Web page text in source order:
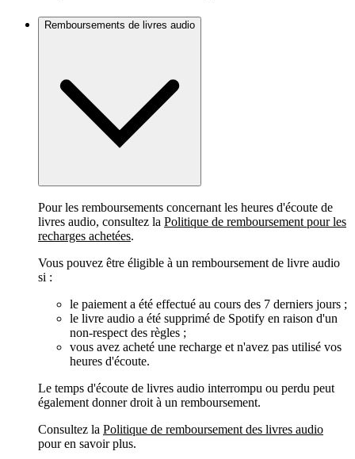
Remboursements de livres audio
Pour les remboursements concernant les heures d'écoute de
livres audio, consultez la Politique de remboursement pour les
recharges achetées.
Vous pouvez être éligible à un remboursement de livre audio
si :
le paiement a été effectué au cours des 7 derniers jours ;
le livre audio a été supprimé de Spotify en raison d'un
non-respect des règles ;
vous avez acheté une recharge et n'avez pas utilisé vos
heures d'écoute.
Le temps d'écoute de livres audio interrompu ou perdu peut
également donner droit à un remboursement.
Consultez la Politique de remboursement des livres audio
pour en savoir plus.